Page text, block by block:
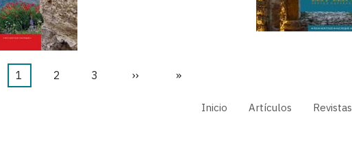
Página
1 Página
2 Página
3
Siguiente
››
Última
»
Inicio Artículos Revistas